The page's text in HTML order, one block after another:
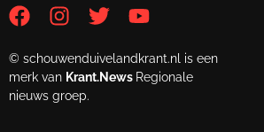
© schouwenduivelandkrant.nl is een
merk van Krant.News Regionale
nieuws groep.